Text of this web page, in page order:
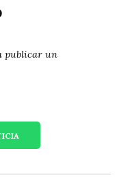
publicar un